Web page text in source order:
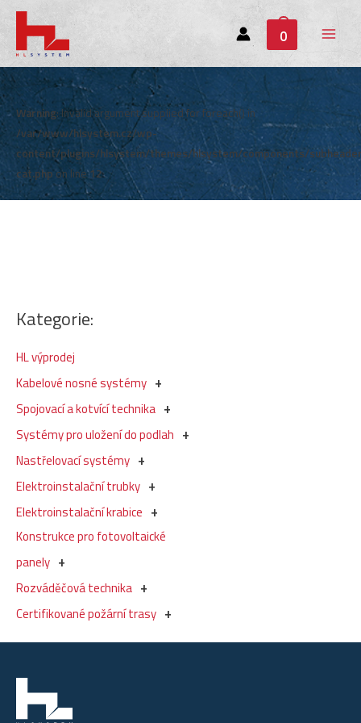
0
Main
Menu
Kategorie:
HL výprodej
Kabelové nosné systémy
Spojovací a kotvící technika
Systémy pro uložení do podlah
Nastřelovací systémy
Elektroinstalační trubky
Elektroinstalační krabice
Konstrukce pro fotovoltaické
panely
Rozváděčová technika
Certifikované požární trasy
Warning: Invalid argument supplied for foreach() in
/var/www/hlsystem.cz/wp-
content/plugins/hlsystem/themes/hlsystem/components/
cat.phpon line12